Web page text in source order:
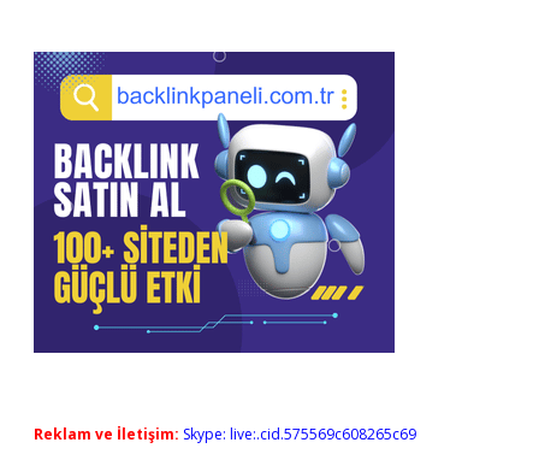
Reklam ve İletişim: Skype: live:.cid.575569c608265c69